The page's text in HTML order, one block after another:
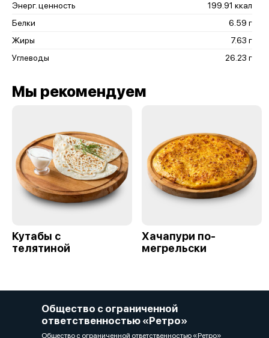
Энерг. ценность
199.91 ккал
Белки
6.59 г
Жиры
7.63 г
Углеводы
26.23 г
Мы рекомендуем
Кутабы с
телятиной
Хачапури по-
мегрельски
Общество с ограниченной
ответственностью «Ретро»
Общество с ограниченной ответственностью «Ретро»